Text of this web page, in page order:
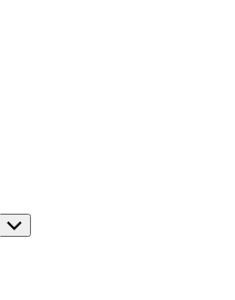
Toggle
Child